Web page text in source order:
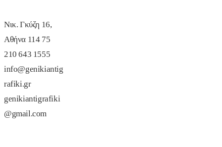
Νικ. Γκύζη 16,
Αθήνα 114 75
210 643 1555
info@genikiantig
rafiki.gr
genikiantigrafiki
@gmail.com